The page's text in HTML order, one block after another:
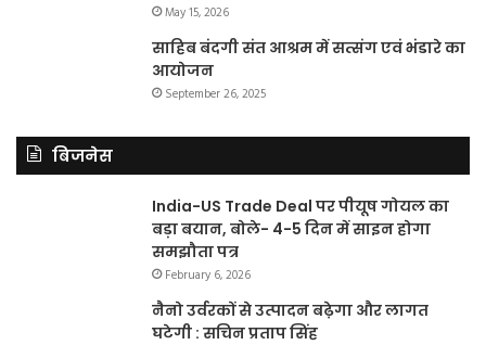
May 15, 2026
साहिब बंदगी संत आश्रम में सत्संग एवं भंडारे का
आयोजन
September 26, 2025
बिजनेस
India-US Trade Deal पर पीयूष गोयल का
बड़ा बयान, बोले- 4-5 दिन में साइन होगा
समझौता पत्र
February 6, 2026
नैनो उर्वरकों से उत्पादन बढ़ेगा और लागत
घटेगी : सचिन प्रताप सिंह